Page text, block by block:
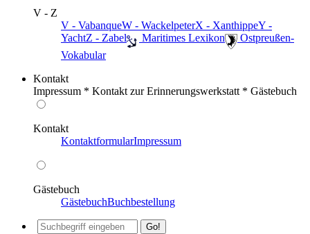
V - Z
V - VabanqueW - WackelpeterX - XanthippeY -
YachtZ - Zabel ️ Maritimes Lexikon
️ Ostpreußen-
Vokabular
Kontakt
Impressum * Kontakt zur Erinnerungswerkstatt * Gästebuch
Kontakt
KontaktformularImpressum
Gästebuch
GästebuchBuchbestellung